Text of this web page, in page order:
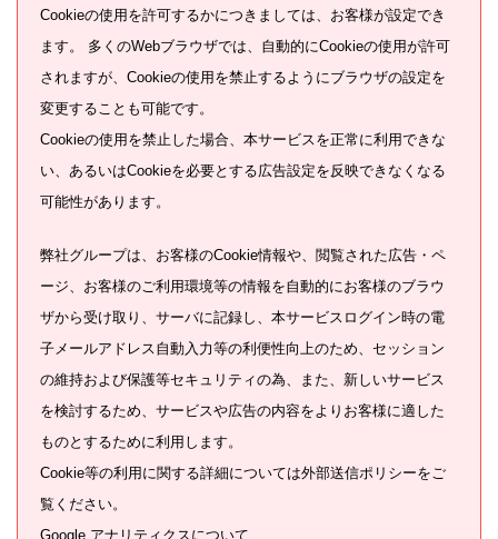
Cookieの使用を許可するかにつきましては、お客様が設定でき
ます。 多くのWebブラウザでは、自動的にCookieの使用が許可
されますが、Cookieの使用を禁止するようにブラウザの設定を
変更することも可能です。
Cookieの使用を禁止した場合、本サービスを正常に利用できな
い、あるいはCookieを必要とする広告設定を反映できなくなる
可能性があります。
弊社グループは、お客様のCookie情報や、閲覧された広告・ペ
ージ、お客様のご利用環境等の情報を自動的にお客様のブラウ
ザから受け取り、サーバに記録し、本サービスログイン時の電
子メールアドレス自動入力等の利便性向上のため、セッション
の維持および保護等セキュリティの為、また、新しいサービス
を検討するため、サービスや広告の内容をよりお客様に適した
ものとするために利用します。
Cookie等の利用に関する詳細については外部送信ポリシーをご
覧ください。
Google アナリティクスについて